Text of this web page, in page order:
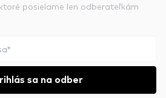
posielame len odberateľkám
sa na odber